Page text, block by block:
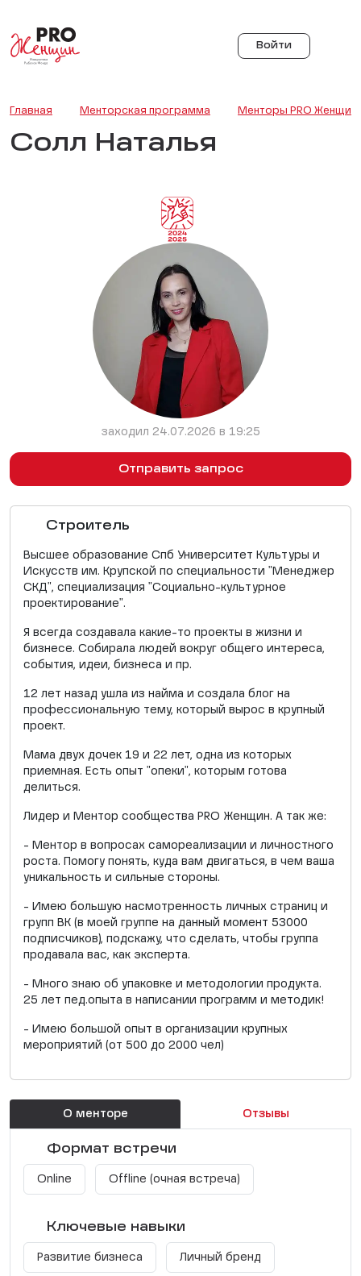
Войти
Главная Менторская программа Менторы PRO Женщин
Солл Наталья
заходил 24.07.2026 в 19:25
Отправить запрос
Строитель
Высшее образование Спб Университет Культуры и
Искусств им. Крупской по специальности "Менеджер
СКД", специализация "Социально-культурное
проектирование".
Я всегда создавала какие-то проекты в жизни и
бизнесе. Собирала людей вокруг общего интереса,
события, идеи, бизнеса и пр.
12 лет назад ушла из найма и создала блог на
профессиональную тему, который вырос в крупный
проект.
Мама двух дочек 19 и 22 лет, одна из которых
приемная. Есть опыт "опеки", которым готова
делиться.
Лидер и Ментор сообщества PRO Женщин. А так же:
- Ментор в вопросах самореализации и личностного
роста. Помогу понять, куда вам двигаться, в чем ваша
уникальность и сильные стороны.
- Имею большую насмотренность личных страниц и
групп ВК (в моей группе на данный момент 53000
подписчиков), подскажу, что сделать, чтобы группа
продавала вас, как эксперта.
- Много знаю об упаковке и методологии продукта.
25 лет пед.опыта в написании программ и методик!
- Имею большой опыт в организации крупных
мероприятий (от 500 до 2000 чел)
О менторе Отзывы
Формат встречи
Online Offline (очная встреча)
Ключевые навыки
Развитие бизнеса Личный бренд